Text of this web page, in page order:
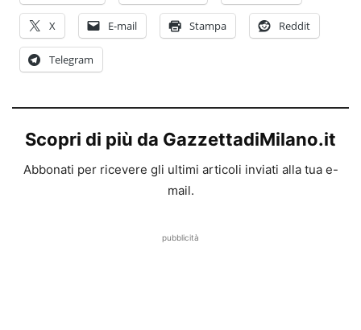
X E-mail Stampa Reddit
Telegram
Scopri di più da GazzettadiMilano.it
Abbonati per ricevere gli ultimi articoli inviati alla tua e-
mail.
pubblicità